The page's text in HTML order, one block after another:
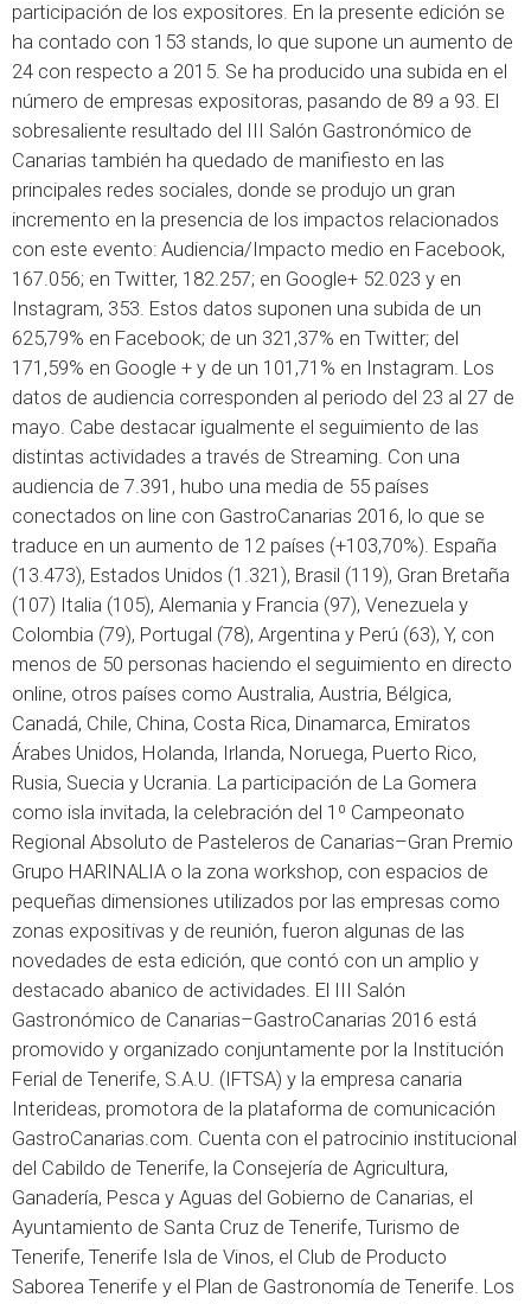
participación de los expositores. En la presente edición se
ha contado con 153 stands, lo que supone un aumento de
24 con respecto a 2015. Se ha producido una subida en el
número de empresas expositoras, pasando de 89 a 93. El
sobresaliente resultado del III Salón Gastronómico de
Canarias también ha quedado de manifiesto en las
principales redes sociales, donde se produjo un gran
incremento en la presencia de los impactos relacionados
con este evento: Audiencia/Impacto medio en Facebook,
167.056; en Twitter, 182.257; en Google+ 52.023 y en
Instagram, 353. Estos datos suponen una subida de un
625,79% en Facebook; de un 321,37% en Twitter; del
171,59% en Google + y de un 101,71% en Instagram. Los
datos de audiencia corresponden al periodo del 23 al 27 de
mayo. Cabe destacar igualmente el seguimiento de las
distintas actividades a través de Streaming. Con una
audiencia de 7.391, hubo una media de 55 países
conectados on line con GastroCanarias 2016, lo que se
traduce en un aumento de 12 países (+103,70%). España
(13.473), Estados Unidos (1.321), Brasil (119), Gran Bretaña
(107) Italia (105), Alemania y Francia (97), Venezuela y
Colombia (79), Portugal (78), Argentina y Perú (63), Y, con
menos de 50 personas haciendo el seguimiento en directo
online, otros países como Australia, Austria, Bélgica,
Canadá, Chile, China, Costa Rica, Dinamarca, Emiratos
Árabes Unidos, Holanda, Irlanda, Noruega, Puerto Rico,
Rusia, Suecia y Ucrania. La participación de La Gomera
como isla invitada, la celebración del 1º Campeonato
Regional Absoluto de Pasteleros de Canarias–Gran Premio
Grupo HARINALIA o la zona workshop, con espacios de
pequeñas dimensiones utilizados por las empresas como
zonas expositivas y de reunión, fueron algunas de las
novedades de esta edición, que contó con un amplio y
destacado abanico de actividades. El III Salón
Gastronómico de Canarias–GastroCanarias 2016 está
promovido y organizado conjuntamente por la Institución
Ferial de Tenerife, S.A.U. (IFTSA) y la empresa canaria
Interideas, promotora de la plataforma de comunicación
GastroCanarias.com. Cuenta con el patrocinio institucional
del Cabildo de Tenerife, la Consejería de Agricultura,
Ganadería, Pesca y Aguas del Gobierno de Canarias, el
Ayuntamiento de Santa Cruz de Tenerife, Turismo de
Tenerife, Tenerife Isla de Vinos, el Club de Producto
Saborea Tenerife y el Plan de Gastronomía de Tenerife. Los